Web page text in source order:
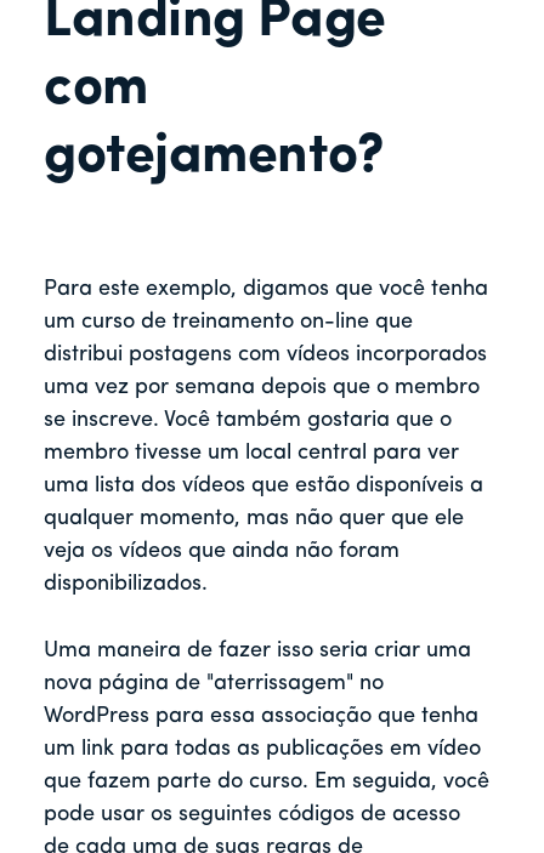
Landing Page
com
gotejamento?
Para este exemplo, digamos que você tenha
um curso de treinamento on-line que
distribui postagens com vídeos incorporados
uma vez por semana depois que o membro
se inscreve. Você também gostaria que o
membro tivesse um local central para ver
uma lista dos vídeos que estão disponíveis a
qualquer momento, mas não quer que ele
veja os vídeos que ainda não foram
disponibilizados.
Uma maneira de fazer isso seria criar uma
nova página de "aterrissagem" no
WordPress para essa associação que tenha
um link para todas as publicações em vídeo
que fazem parte do curso. Em seguida, você
pode usar os seguintes códigos de acesso
de cada uma de suas regras de